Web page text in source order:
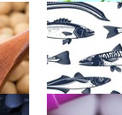
2021.06.29